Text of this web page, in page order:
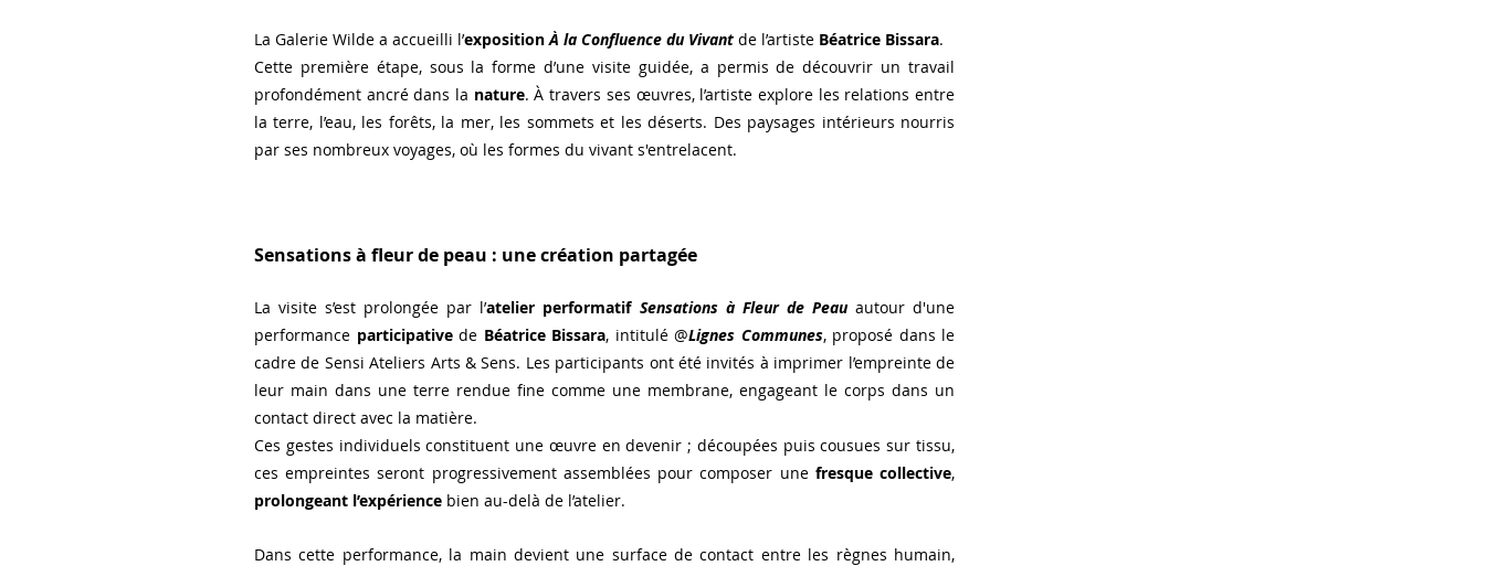
La Galerie Wilde a accueilli l’exposition À la Confluence du Vivant de l’artiste Béatrice Bissara.
Cette première étape, sous la forme d’une visite guidée, a permis de découvrir un travail
profondément ancré dans la nature. À travers ses œuvres, l’artiste explore les relations entre
la terre, l’eau, les forêts, la mer, les sommets et les déserts. Des paysages intérieurs nourris
par ses nombreux voyages, où les formes du vivant s'entrelacent.
Sensations à fleur de peau : une création partagée
La visite s’est prolongée par l’atelier performatif Sensations à Fleur de Peau autour d'une
performance participative de Béatrice Bissara, intitulé @Lignes Communes, proposé dans le
cadre de Sensi Ateliers Arts & Sens. Les participants ont été invités à imprimer l’empreinte de
leur main dans une terre rendue fine comme une membrane, engageant le corps dans un
contact direct avec la matière.
Ces gestes individuels constituent une œuvre en devenir ; découpées puis cousues sur tissu,
ces empreintes seront progressivement assemblées pour composer une fresque collective,
prolongeant l’expérience bien au-delà de l’atelier.
Dans cette performance, la main devient une surface de contact entre les règnes humain,